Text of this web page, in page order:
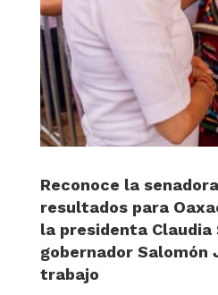
Reconoce la
resultados para
la presidenta Claudia
gobernador Salomón
trabajo